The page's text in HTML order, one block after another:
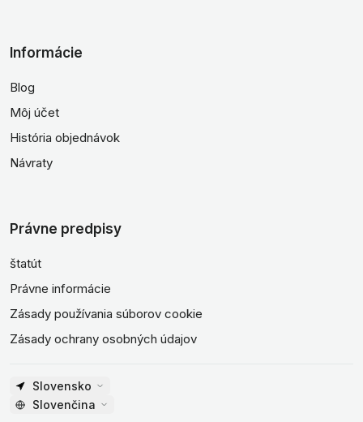
Informácie
Blog
Môj účet
História objednávok
Návraty
Právne predpisy
štatút
Právne informácie
Zásady používania súborov cookie
Zásady ochrany osobných údajov
Slovensko
Slovenčina